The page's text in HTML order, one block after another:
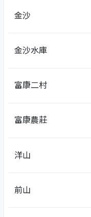
金沙
金沙水庫
富康二村
富康農莊
洋山
前山